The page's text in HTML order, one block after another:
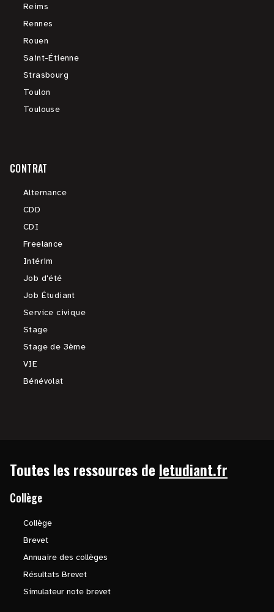
Reims
Rennes
Rouen
Saint-Étienne
Strasbourg
Toulon
Toulouse
CONTRAT
Alternance
CDD
CDI
Freelance
Intérim
Job d'été
Job Étudiant
Service civique
Stage
Stage de 3ème
VIE
Bénévolat
Toutes les ressources de letudiant.fr
Collège
Collège
Brevet
Annuaire des collèges
Résultats Brevet
Simulateur note brevet